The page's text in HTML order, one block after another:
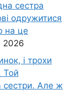
сестра
одружитися
на це
2026
і трохи
Той
сестри. Але ж